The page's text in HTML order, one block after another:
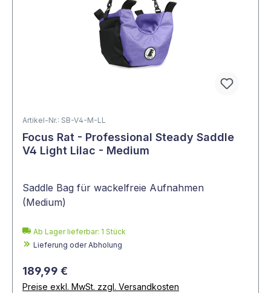
Artikel-Nr.: SB-V4-M-LL
Focus Rat - Professional Steady Saddle
V4 Light Lilac - Medium
Saddle Bag für wackelfreie Aufnahmen
(Medium)
Ab Lager lieferbar: 1 Stück
Lieferung oder Abholung
189,99 €
Preise exkl. MwSt. zzgl. Versandkosten